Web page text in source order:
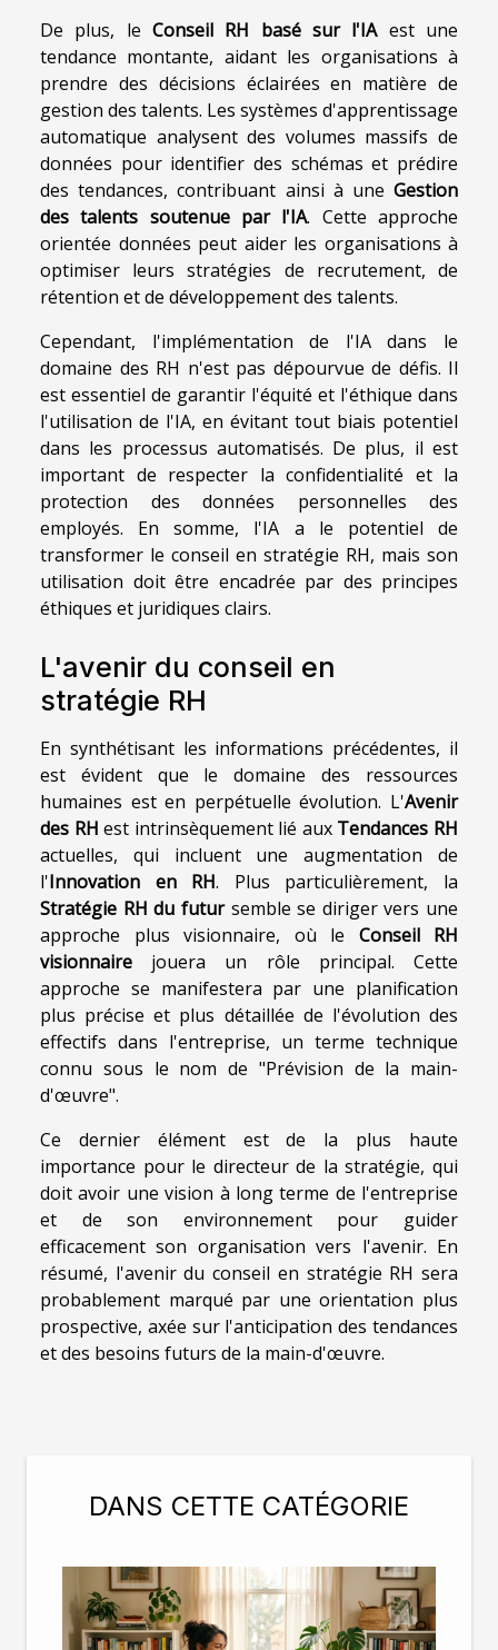
De plus, le Conseil RH basé sur l'IAest une
tendance montante, aidant les organisations à
prendre des décisions éclairées en matière de
gestion des talents. Les systèmes d'apprentissage
automatique analysent des volumes massifs de
données pour identifier des schémas et prédire
des tendances, contribuant ainsi à une Gestion
des talents soutenue par l'IA. Cette approche
orientée données peut aider les organisations à
optimiser leurs stratégies de recrutement, de
rétention et de développement des talents.
Cependant, l'implémentation de l'IA dans le
domaine des RH n'est pas dépourvue de défis. Il
est essentiel de garantir l'équité et l'éthique dans
l'utilisation de l'IA, en évitant tout biais potentiel
dans les processus automatisés. De plus, il est
important de respecter la confidentialité et la
protection des données personnelles des
employés. En somme, l'IA a le potentiel de
transformer le conseil en stratégie RH, mais son
utilisation doit être encadrée par des principes
éthiques et juridiques clairs.
L'avenir du conseil en
stratégie RH
En synthétisant les informations précédentes, il
est évident que le domaine des ressources
humaines est en perpétuelle évolution. L'Avenir
des RH est intrinsèquement lié aux Tendances RH
actuelles, qui incluent une augmentation de
l'Innovation en RH. Plus particulièrement, la
Stratégie RH du futursemble se diriger vers une
approche plus visionnaire, où le Conseil RH
visionnaire jouera un rôle principal. Cette
approche se manifestera par une planification
plus précise et plus détaillée de l'évolution des
effectifs dans l'entreprise, un terme technique
connu sous le nom de "Prévision de la main-
d'œuvre".
Ce dernier élément est de la plus haute
importance pour le directeur de la stratégie, qui
doit avoir une vision à long terme de l'entreprise
et de son environnement pour guider
efficacement son organisation vers l'avenir. En
résumé, l'avenir du conseil en stratégie RH sera
probablement marqué par une orientation plus
prospective, axée sur l'anticipation des tendances
et des besoins futurs de la main-d'œuvre.
DANS CETTE CATÉGORIE